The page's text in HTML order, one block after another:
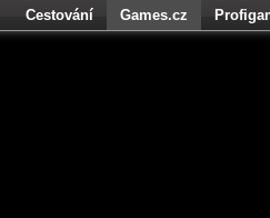
Cestování Games.cz